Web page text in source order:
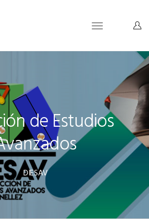
Toggle
de Estudios
DIESAV